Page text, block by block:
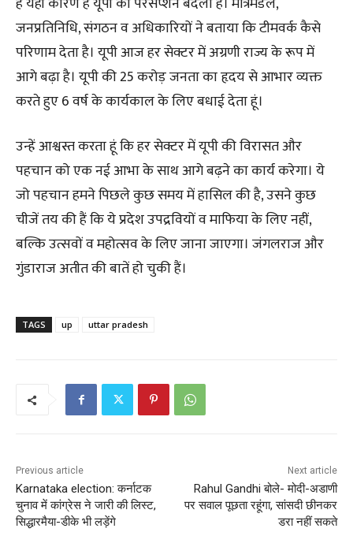
जनप्रतिनिधि, संगठन व अधिकारियों ने बताया कि टीमवर्क कैसे
परिणाम देता है। यूपी आज हर सेक्टर में अग्रणी राज्य के रूप में
आगे बढ़ा है। यूपी की 25 करोड़ जनता का हृदय से आभार व्यक्त
करते हुए 6 वर्ष के कार्यकाल के लिए बधाई देता हूं।
उन्हें आश्वस्त करता हूं कि हर सेक्टर में यूपी की विरासत और
पहचान को एक नई आभा के साथ आगे बढ़ने का कार्य करेगा। ये
जो पहचान हमने पिछले कुछ समय में हासिल की है, उसने कुछ
चीजें तय की हैं कि ये प्रदेश उपद्रवियों व माफिया के लिए नहीं,
बल्कि उत्सवों व महोत्सव के लिए जाना जाएगा। जंगलराज और
गुंडाराज अतीत की बातें हो चुकी हैं।
TAGS up uttar pradesh
Previous article
Karnataka election: कर्नाटक
चुनाव में कांग्रेस ने जारी की लिस्ट,
सिद्धारमैया-डीके भी लड़ेंगे
Next article
Rahul Gandhi बोले- मोदी-अडाणी
पर सवाल पूछता रहूंगा, सांसदी छीनकर
डरा नहीं सकते